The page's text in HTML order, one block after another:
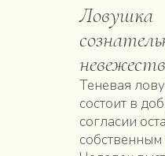
Ловушка
Теневая
состоит в
согласии